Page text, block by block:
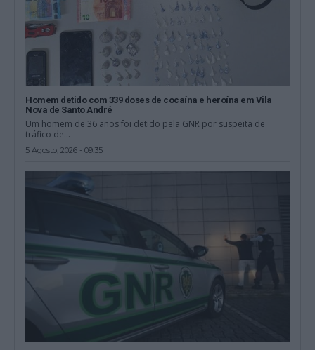
Homem detido com 339 doses de cocaína e heroína em Vila
Nova de Santo André
Um homem de 36 anos foi detido pela GNR por suspeita de
tráfico de...
5 Agosto, 2026 - 09:35